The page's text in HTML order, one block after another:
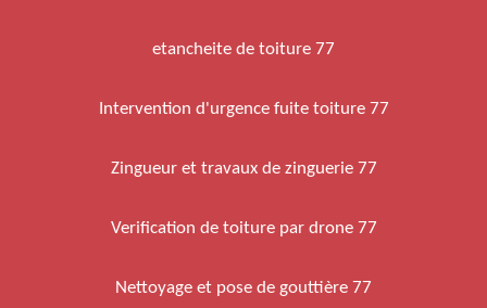
etancheite de toiture 77
Intervention d'urgence fuite toiture 77
Zingueur et travaux de zinguerie 77
Verification de toiture par drone 77
Nettoyage et pose de gouttière 77